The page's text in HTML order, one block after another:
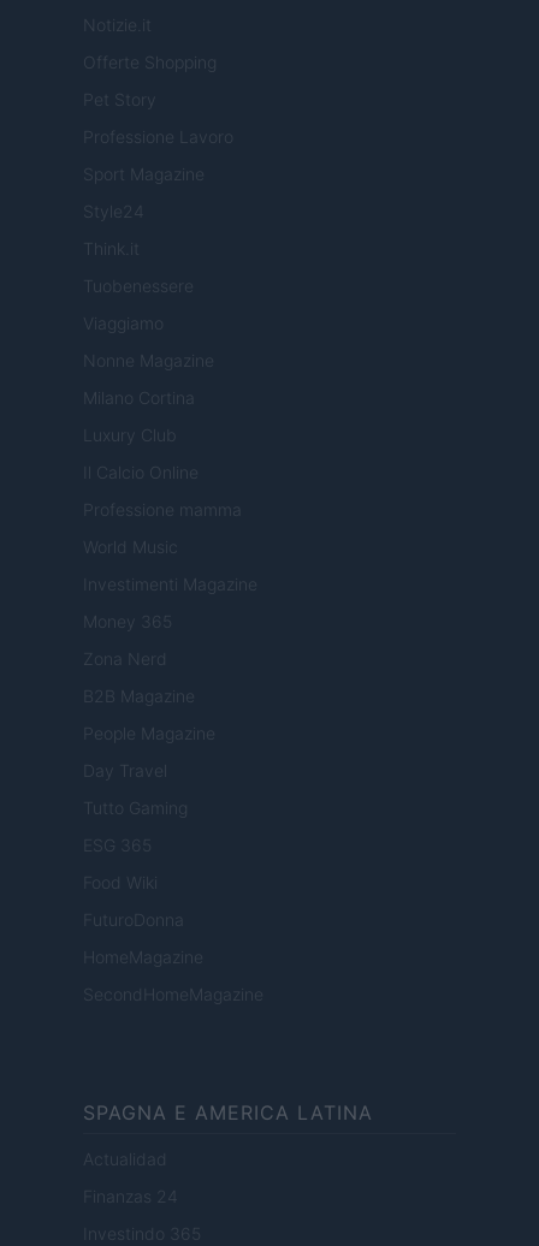
Notizie.it
Offerte Shopping
Pet Story
Professione Lavoro
Sport Magazine
Style24
Think.it
Tuobenessere
Viaggiamo
Nonne Magazine
Milano Cortina
Luxury Club
Il Calcio Online
Professione mamma
World Music
Investimenti Magazine
Money 365
Zona Nerd
B2B Magazine
People Magazine
Day Travel
Tutto Gaming
ESG 365
Food Wiki
FuturoDonna
HomeMagazine
SecondHomeMagazine
SPAGNA E AMERICA LATINA
Actualidad
Finanzas 24
Investindo 365